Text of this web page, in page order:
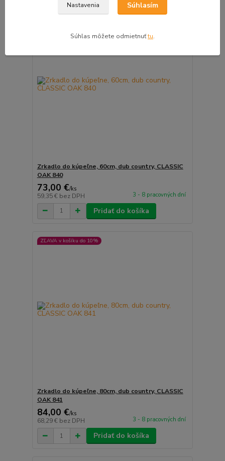
ZĽAVA v košíku do 10%
Zrkadlo do kúpeľne, 60cm, dub country, CLASSIC
OAK 840
73,00 €/ks
59,35 € bez DPH 3 - 8 pracovných dní
Pridať do košíka
ZĽAVA v košíku do 10%
Zrkadlo do kúpeľne, 80cm, dub country, CLASSIC
OAK 841
84,00 €/ks
68,29 € bez DPH 3 - 8 pracovných dní
Pridať do košíka
Nastavenia Súhlasím
Súhlas môžete odmietnuťtu.